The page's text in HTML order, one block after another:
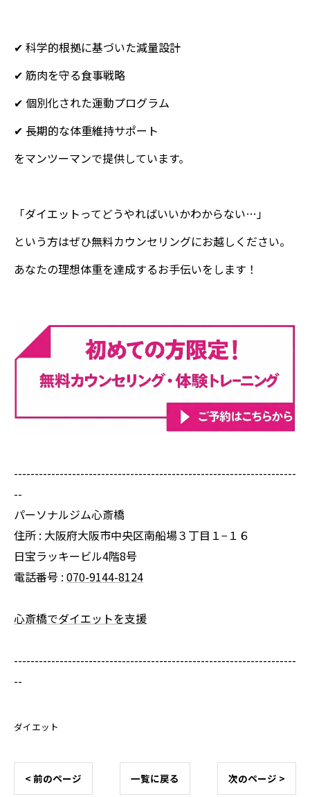
✔ 科学的根拠に基づいた減量設計
✔ 筋肉を守る食事戦略
✔ 個別化された運動プログラム
✔ 長期的な体重維持サポート
をマンツーマンで提供しています。
「ダイエットってどうやればいいかわからない…」
という方はぜひ無料カウンセリングにお越しください。
あなたの理想体重を達成するお手伝いをします！
--------------------------------------------------------------------
--
パーソナルジム心斎橋
住所 : 大阪府大阪市中央区南船場３丁目１−１６
日宝ラッキービル4階8号
電話番号 : 070-9144-8124
心斎橋でダイエットを支援
--------------------------------------------------------------------
--
ダイエット
< 前のページ 一覧に戻る 次のページ >